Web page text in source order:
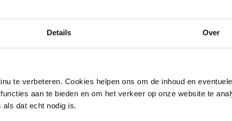
Details Over
te verbeteren. Cookies helpen ons om de inhoud en eventuele
aan te bieden en om het verkeer op onze website te
als dat echt nodig is.
in Emmen georganiseeerd